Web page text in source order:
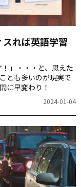
れば英語学習
」・・・と、思えた
とも多いのが現実で
に早変わり！
2024-01-04